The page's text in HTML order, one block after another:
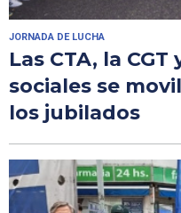
JORNADA DE LUCHA
Las CTA, la
sociales se
los jubilados